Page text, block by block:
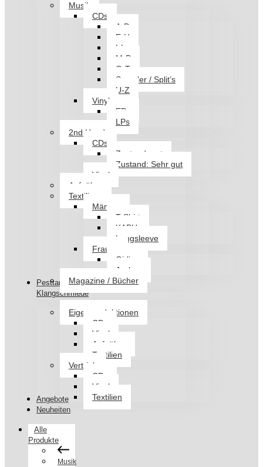
Musik
CDs
A-D
E-H
I-L
M-P
Q-T
Sampler / Split’s
U-Z
Vinyl
EPs
LPs
2nd Hand
CDs
Zustand: gut
Zustand: Sehr gut
Vinyl
Aufnäher
Textilien
Männer
T-Shirt
KAPU
Longsleeve
Frauen
Girlies
Jacken
Magazine / Bücher
Pesttanz
Klangschmiede
Eigenproduktionen
CDs
Vinyl
Aufnäher
Textilien
Vertrieb
CDs
Vinyl
Textilien
Angebote
Neuheiten
Alle
Produkte
Musik